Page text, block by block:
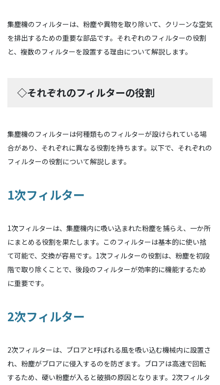
集塵機のフィルターは、粉塵や異物を取り除いて、クリーンな空気
を排出するための重要な部品です。それぞれのフィルターの役割
と、複数のフィルターを設置する理由について解説します。
◇それぞれのフィルターの役割
集塵機のフィルターは何種類ものフィルターが設けられている場
合があり、それぞれに異なる役割を持ちます。以下で、それぞれの
フィルターの役割について解説します。
1次フィルター
1次フィルターは、集塵機内に吸い込まれた粉塵を捕らえ、一か所
にまとめる役割を果たします。このフィルターは基本的に使い捨
て可能で、交換が容易です。1次フィルターの役割は、粉塵を初段
階で取り除くことで、後段のフィルターが効率的に機能するため
に重要です。
2次フィルター
2次フィルターは、ブロアと呼ばれる風を吸い込む機械内に設置さ
れ、粉塵がブロアに侵入するのを防ぎます。ブロアは高速で回転
するため、硬い粉塵が入ると破損の原因となります。2次フィルタ